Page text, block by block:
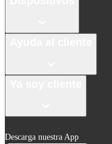
Descarga nuestra App